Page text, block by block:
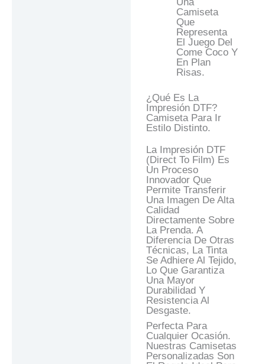
Camiseta
Que
Representa
El Juego Del
Come Coco Y
En Plan
Risas.
¿Qué Es La
Impresión DTF?
Camiseta Para Ir
Estilo Distinto.
La Impresión DTF
(Direct To Film) Es
Un Proceso
Innovador Que
Permite Transferir
Una Imagen De Alta
Calidad
Directamente Sobre
La Prenda. A
Diferencia De Otras
Técnicas, La Tinta
Se Adhiere Al Tejido,
Lo Que Garantiza
Una Mayor
Durabilidad Y
Resistencia Al
Desgaste.
Perfecta Para
Cualquier Ocasión.
Nuestras Camisetas
Personalizadas Son